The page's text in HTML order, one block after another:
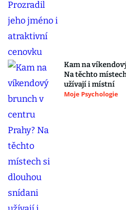
Kam na
Na těchto
užívají i místní
Moje Psychologie